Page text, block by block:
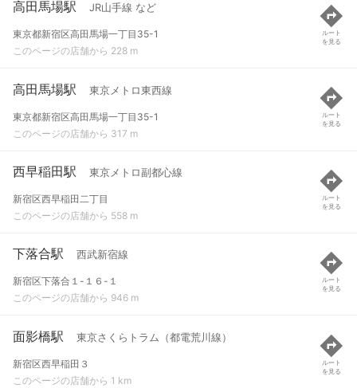
高田馬場駅 JR山手線 など
東京都新宿区高田馬場一丁目35-1
このページの店舗から 228 m
ルート
を見る
高田馬場駅 東京メトロ東西線
東京都新宿区高田馬場一丁目35-1
このページの店舗から 317 m
ルート
を見る
西早稲田駅 東京メトロ副都心線
新宿区西早稲田二丁目
このページの店舗から 558 m
ルート
を見る
下落合駅 西武新宿線
新宿区下落合１-１６-１
このページの店舗から 946 m
ルート
を見る
面影橋駅 東京さくらトラム（都電荒川線）
新宿区西早稲田３
このページの店舗から 1 km
ルート
を見る